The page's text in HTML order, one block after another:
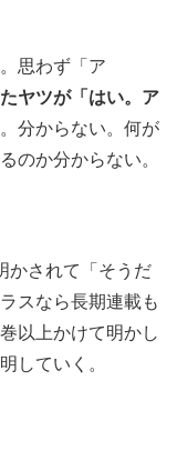
思わず「ア
ヤツが「はい。ア
分からない。何が
のか分からない。
かされて「そうだ
スなら長期連載も
以上かけて明かし
していく。